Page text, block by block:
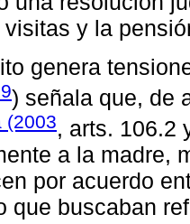
visitas y la
genera
) señala que, de
(2003, arts. 106.2
a la madre,
por acuerdo
que buscaban